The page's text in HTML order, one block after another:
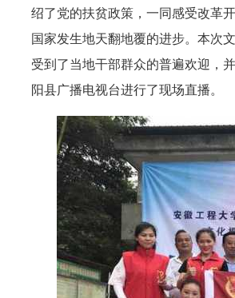
绍了党的扶贫政策，一同感受改革
国家发生地天翻地覆的进步。本次
受到了当地干部群众的普遍欢迎，
阳县广播电视台进行了现场直播。